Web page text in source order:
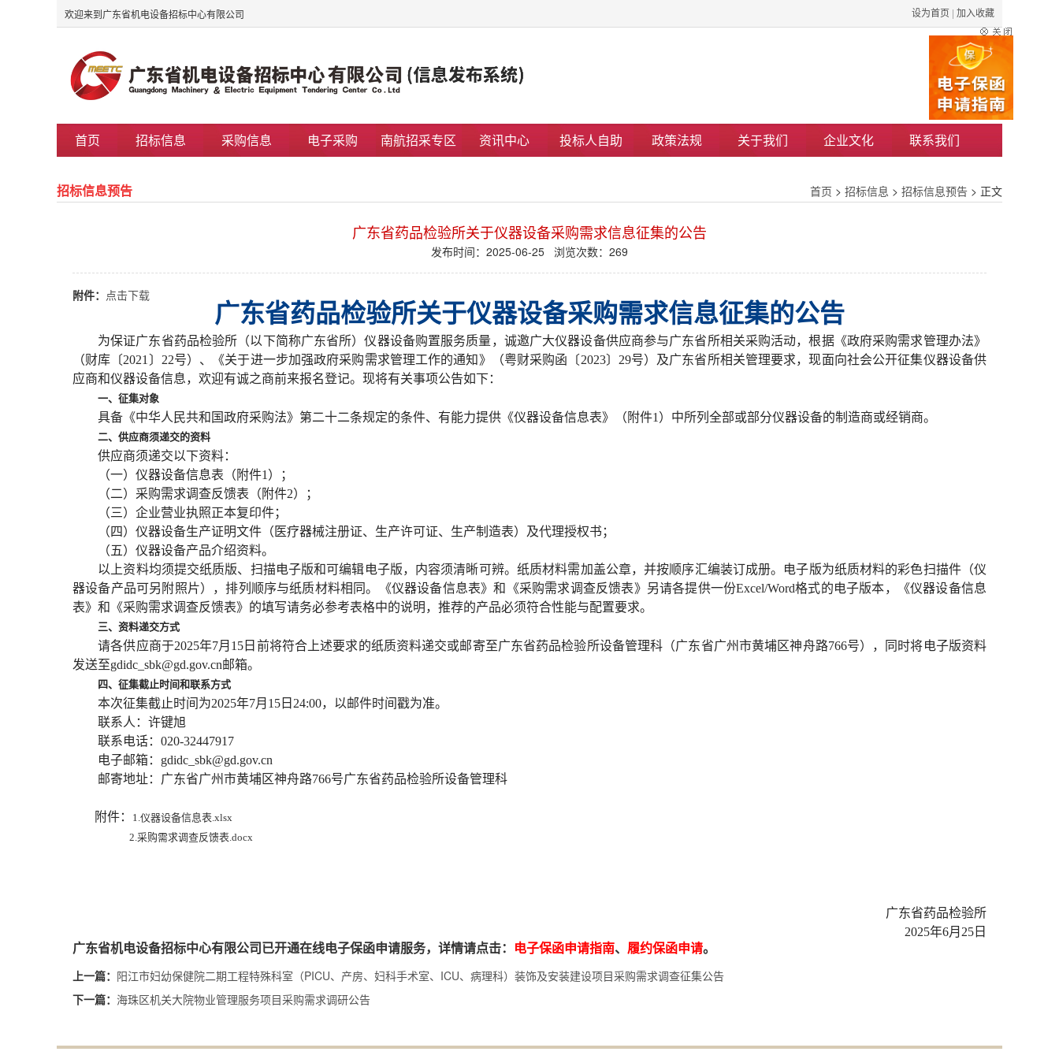
设为首页 | 加入收藏
欢迎来到广东省机电设备招标中心有限公司
首页 招标信息 采购信息 电子采购 南航招采专区 资讯中心 投标人自助 政策法规 关于我们 企业文化 联系我们
招标信息预告 首页 > 招标信息 > 招标信息预告 > 正文
广东省药品检验所关于仪器设备采购需求信息征集的公告
发布时间：2025-06-25 浏览次数： 269
附件： 点击下载
广东省药品检验所关于仪器设备采购需求信息征集的公告
为保证广东省药品检验所（以下简称广东省所）仪器设备购置服务质量，诚邀广大仪器设备供应商参与广东省所相关采购活动，根据《政府采购需求管理办法》
（财库〔2021〕22号）、《关于进一步加强政府采购需求管理工作的通知》（粤财采购函〔2023〕29号）及广东省所相关管理要求，现面向社会公开征集仪器设备供
应商和仪器设备信息，欢迎有诚之商前来报名登记。现将有关事项公告如下：
一、征集对象
具备《中华人民共和国政府采购法》第二十二条规定的条件、有能力提供《仪器设备信息表》（附件1）中所列全部或部分仪器设备的制造商或经销商。
二、供应商须递交的资料
供应商须递交以下资料：
（一）仪器设备信息表（附件1）；
（二）采购需求调查反馈表（附件2）；
（三）企业营业执照正本复印件；
（四）仪器设备生产证明文件（医疗器械注册证、生产许可证、生产制造表）及代理授权书；
（五）仪器设备产品介绍资料。
以上资料均须提交纸质版、扫描电子版和可编辑电子版，内容须清晰可辨。纸质材料需加盖公章，并按顺序汇编装订成册。电子版为纸质材料的彩色扫描件（仪
器设备产品可另附照片），排列顺序与纸质材料相同。《仪器设备信息表》和《采购需求调查反馈表》另请各提供一份Excel/Word格式的电子版本，《仪器设备信息
表》和《采购需求调查反馈表》的填写请务必参考表格中的说明，推荐的产品必须符合性能与配置要求。
三、资料递交方式
请各供应商于2025年7月15日前将符合上述要求的纸质资料递交或邮寄至广东省药品检验所设备管理科（广东省广州市黄埔区神舟路766号），同时将电子版资料
发送至gdidc_sbk@gd.gov.cn邮箱。
四、征集截止时间和联系方式
本次征集截止时间为2025年7月15日24:00，以邮件时间戳为准。
联系人：许键旭
联系电话： 020-32447917
电子邮箱： gdidc_sbk@gd.gov.cn
邮寄地址：广东省广州市黄埔区神舟路766号广东省药品检验所设备管理科
附件：
1.仪器设备信息表.xlsx
2.采购需求调查反馈表.docx
广东省药品检验所
2025年6月25日
广东省机电设备招标中心有限公司已开通在线电子保函申请服务，详情请点击： 电子保函申请指南、 履约保函申请。
上一篇： 阳江市妇幼保健院二期工程特殊科室（PICU、产房、妇科手术室、ICU、病理科）装饰及安装建设项目采购需求调查征集公告
下一篇： 海珠区机关大院物业管理服务项目采购需求调研公告